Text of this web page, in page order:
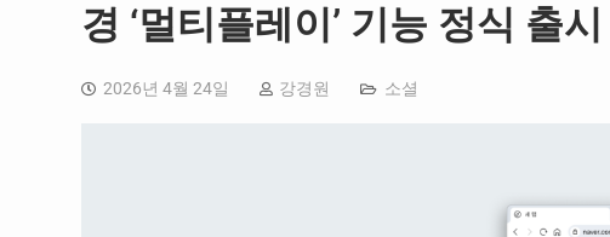
경 ‘멀티플레이’ 기능 정식 출시
2026년 4월 24일 강경원 소셜